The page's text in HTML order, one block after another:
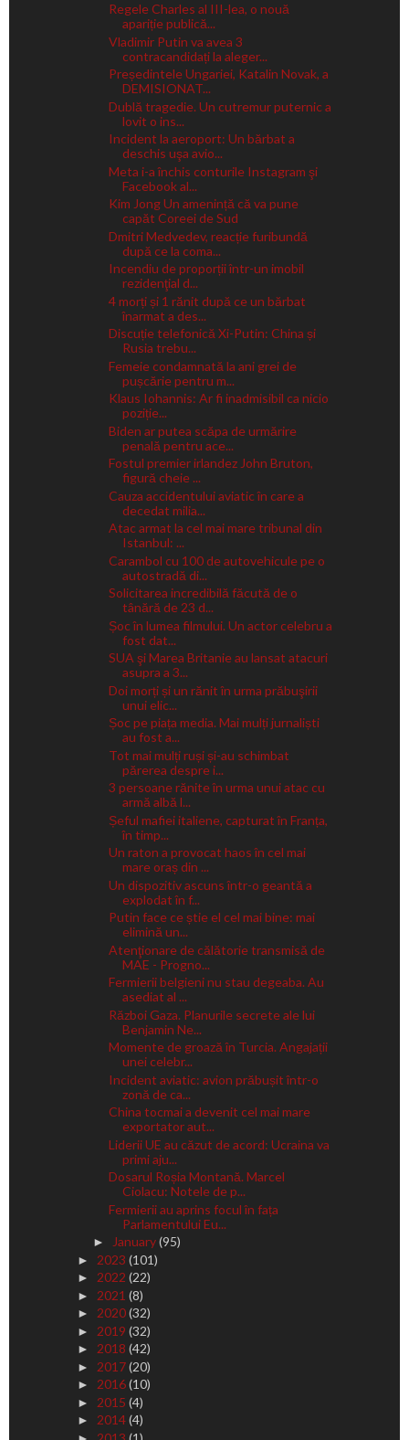
Regele Charles al III-lea, o nouă
apariție publică...
Vladimir Putin va avea 3
contracandidați la aleger...
Președintele Ungariei, Katalin Novak, a
DEMISIONAT...
Dublă tragedie. Un cutremur puternic a
lovit o ins...
Incident la aeroport: Un bărbat a
deschis uşa avio...
Meta i-a închis conturile Instagram şi
Facebook al...
Kim Jong Un amenință că va pune
capăt Coreei de Sud
Dmitri Medvedev, reacție furibundă
după ce la coma...
Incendiu de proporții într-un imobil
rezidenţial d...
4 morți și 1 rănit după ce un bărbat
înarmat a des...
Discuție telefonică Xi-Putin: China și
Rusia trebu...
Femeie condamnată la ani grei de
pușcărie pentru m...
Klaus Iohannis: Ar fi inadmisibil ca nicio
poziție...
Biden ar putea scăpa de urmărire
penală pentru ace...
Fostul premier irlandez John Bruton,
figură cheie ...
Cauza accidentului aviatic în care a
decedat milia...
Atac armat la cel mai mare tribunal din
Istanbul: ...
Carambol cu 100 de autovehicule pe o
autostradă di...
Solicitarea incredibilă făcută de o
tânără de 23 d...
Șoc în lumea filmului. Un actor celebru a
fost dat...
SUA şi Marea Britanie au lansat atacuri
asupra a 3...
Doi morți și un rănit în urma prăbuşirii
unui elic...
Șoc pe piața media. Mai mulți jurnaliști
au fost a...
Tot mai mulți ruși și-au schimbat
părerea despre i...
3 persoane rănite în urma unui atac cu
armă albă l...
Șeful mafiei italiene, capturat în Franța,
în timp...
Un raton a provocat haos în cel mai
mare oraș din ...
Un dispozitiv ascuns într-o geantă a
explodat în f...
Putin face ce știe el cel mai bine: mai
elimină un...
Atenţionare de călătorie transmisă de
MAE - Progno...
Fermierii belgieni nu stau degeaba. Au
asediat al ...
Război Gaza. Planurile secrete ale lui
Benjamin Ne...
Momente de groază în Turcia. Angajații
unei celebr...
Incident aviatic: avion prăbușit într-o
zonă de ca...
China tocmai a devenit cel mai mare
exportator aut...
Liderii UE au căzut de acord: Ucraina va
primi aju...
Dosarul Roșia Montană. Marcel
Ciolacu: Notele de p...
Fermierii au aprins focul în fața
Parlamentului Eu...
► January(95)
► 2023 (101)
► 2022 (22)
► 2021 (8)
► 2020(32)
► 2019 (32)
► 2018 (42)
► 2017(20)
► 2016(10)
► 2015 (4)
► 2014(4)